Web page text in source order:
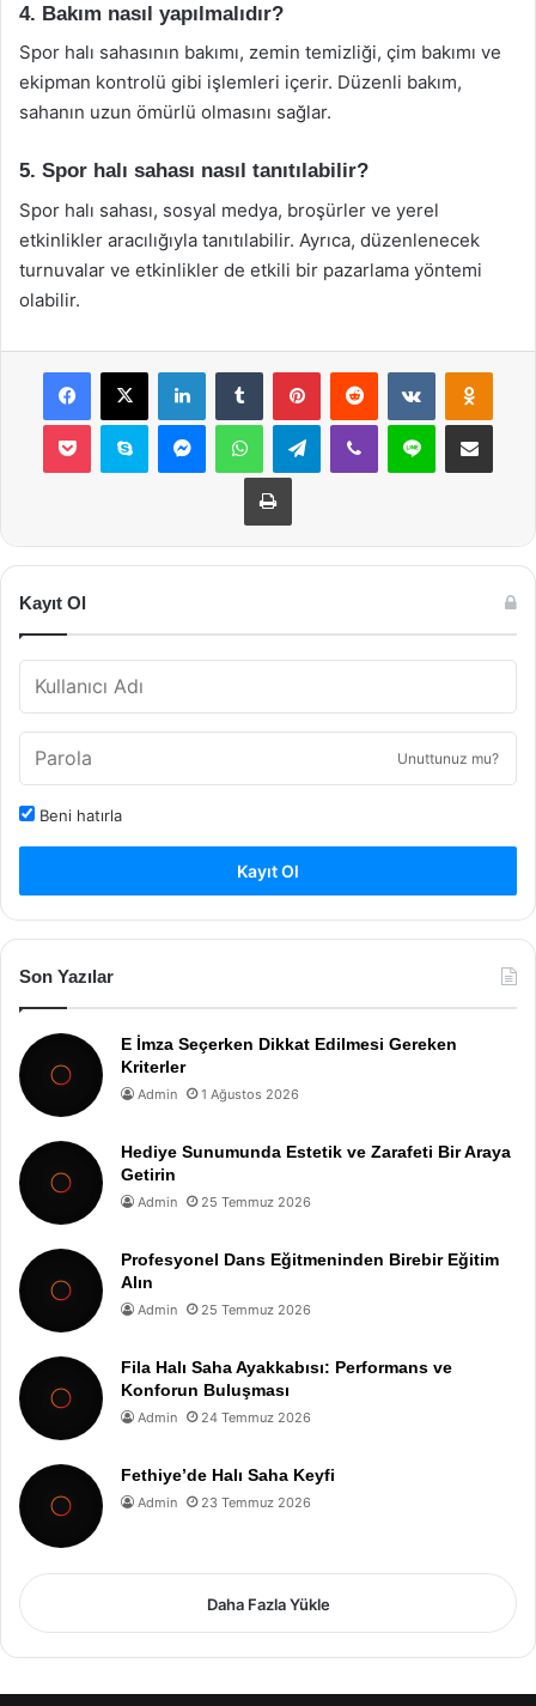
4. Bakım nasıl yapılmalıdır?
Spor halı sahasının bakımı, zemin temizliği, çim bakımı ve
ekipman kontrolü gibi işlemleri içerir. Düzenli bakım,
sahanın uzun ömürlü olmasını sağlar.
5. Spor halı sahası nasıl tanıtılabilir?
Spor halı sahası, sosyal medya, broşürler ve yerel
etkinlikler aracılığıyla tanıtılabilir. Ayrıca, düzenlenecek
turnuvalar ve etkinlikler de etkili bir pazarlama yöntemi
olabilir.
Facebook
X LinkedInTumblr PinterestReddit VKontakte
Pocket Skype MessengerWhatsAppTelegramViber Line E-Posta ile
Yazdır
Kayıt Ol
Unuttunuz mu?
Beni hatırla
Kayıt Ol
Son Yazılar
E İmza Seçerken Dikkat Edilmesi Gereken
Kriterler
Admin 1 Ağustos 2026
Hediye Sunumunda Estetik ve Zarafeti Bir Araya
Getirin
Admin 25 Temmuz 2026
Profesyonel Dans Eğitmeninden Birebir Eğitim
Alın
Admin 25 Temmuz 2026
Fila Halı Saha Ayakkabısı: Performans ve
Konforun Buluşması
Admin 24 Temmuz 2026
Fethiye’de Halı Saha Keyfi
Admin 23 Temmuz 2026
Daha Fazla Yükle